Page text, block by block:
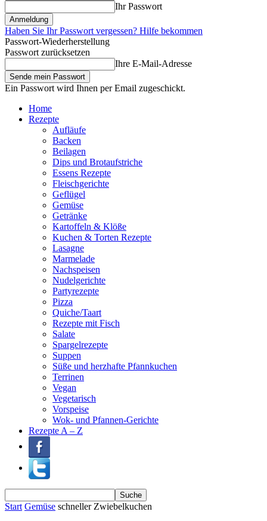
Ihr Passwort
Haben Sie Ihr Passwort vergessen? Hilfe bekommen
Passwort-Wiederherstellung
Passwort zurücksetzen
Ihre E-Mail-Adresse
Ein Passwort wird Ihnen per Email zugeschickt.
Home
Rezepte
Aufläufe
Backen
Beilagen
Dips und Brotaufstriche
Essens Rezepte
Fleischgerichte
Geflügel
Gemüse
Getränke
Kartoffeln & Klöße
Kuchen & Torten Rezepte
Lasagne
Marmelade
Nachspeisen
Nudelgerichte
Partyrezepte
Pizza
Quiche/Taart
Rezepte mit Fisch
Salate
Spargelrezepte
Suppen
Süße und herzhafte Pfannkuchen
Terrinen
Vegan
Vegetarisch
Vorspeise
Wok- und Pfannen-Gerichte
Rezepte A – Z
Start Gemüse schneller Zwiebelkuchen